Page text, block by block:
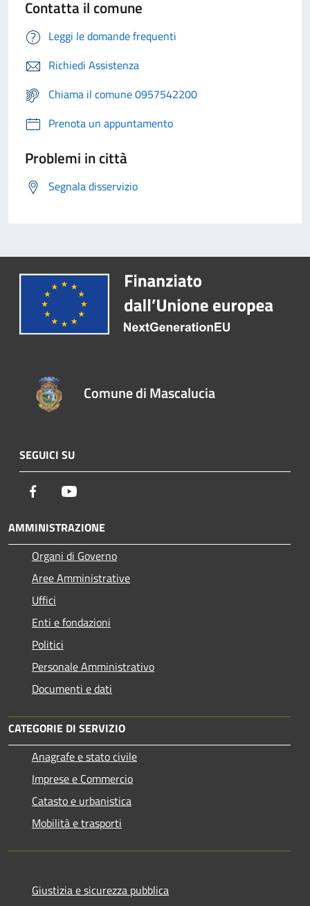
Contatta il comune
Leggi le domande frequenti
Richiedi Assistenza
Chiama il comune 0957542200
Prenota un appuntamento
Problemi in città
Segnala disservizio
Comune di Mascalucia
SEGUICI SU
Facebook
AMMINISTRAZIONE
Organi di Governo
Aree Amministrative
Uffici
Enti e fondazioni
Politici
Personale Amministrativo
Documenti e dati
CATEGORIE DI SERVIZIO
Anagrafe e stato civile
Imprese e Commercio
Catasto e urbanistica
Mobilità e trasporti
Giustizia e sicurezza pubblica